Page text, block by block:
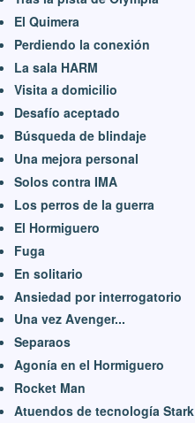
El Quimera
Perdiendo la conexión
La sala HARM
Visita a domicilio
Desafío aceptado
Búsqueda de blindaje
Una mejora personal
Solos contra IMA
Los perros de la guerra
El Hormiguero
Fuga
En solitario
Ansiedad por interrogatorio
Una vez Avenger...
Separaos
Agonía en el Hormiguero
Rocket Man
Atuendos de tecnología Stark